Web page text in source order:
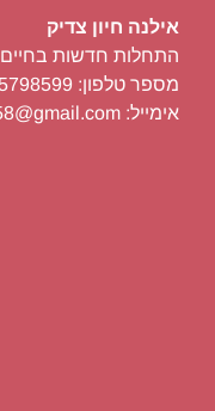
אילנה חיון צדיק
התחלות חדשות בחיים
מספר טלפון: 054-5798599
אימייל: ilanahz58@gmail.com